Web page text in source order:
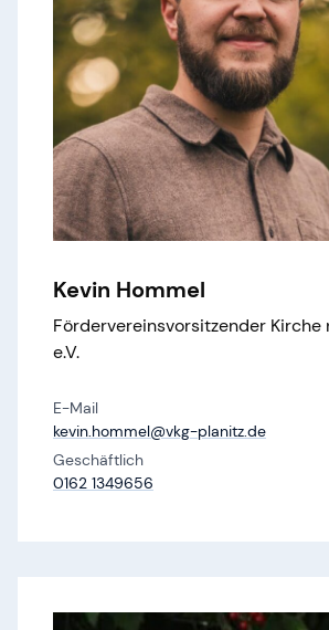
Kevin Hommel
Fördervereinsvorsitzender Kirche
e.V.
E-Mail
kevin.​hommel@​vkg-planitz.​de
Geschäftlich
0162 1349656